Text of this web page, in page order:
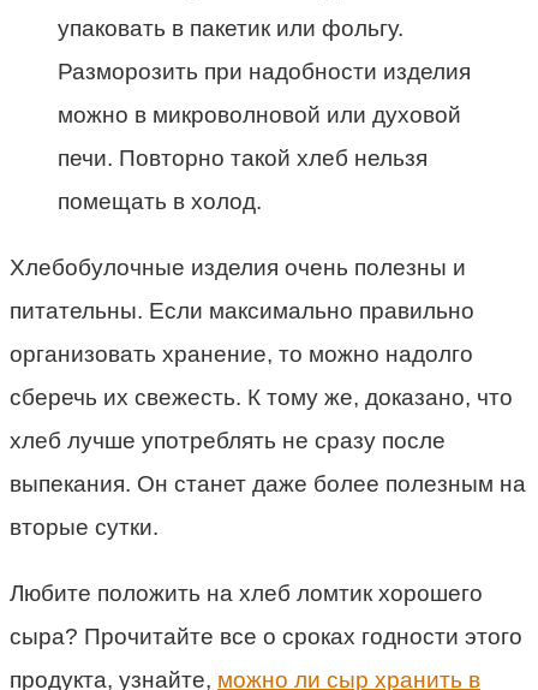
упаковать в пакетикили фольгу.
Разморозить при надобности изделия
можно в микроволновой или духовой
печи. Повторно такой хлеб нельзя
помещать в холод.
Хлебобулочные изделия очень полезны и
питательны. Если максимально правильно
организовать хранение, то можно надолго
сберечь их свежесть. К тому же, доказано, что
хлеб лучше употреблять не сразу после
выпекания. Он станет даже более полезным на
вторые сутки.
Любите положить на хлеб ломтик хорошего
сыра? Прочитайте все о сроках годности этого
продукта, узнайте, можно ли сыр хранить в